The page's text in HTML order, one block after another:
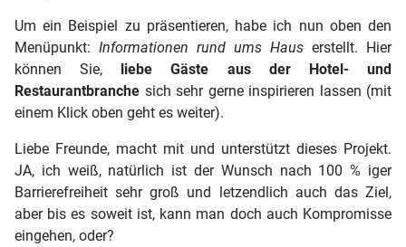
Um ein Beispiel zu präsentieren, habe ich nun oben den
Menüpunkt: Informationen rund ums Haus erstellt. Hier
können Sie,
liebe Gäste aus der Hotel- und
Restaurantbranche sich sehr gerne inspirieren lassen (mit
einem Klick oben geht es weiter).
Liebe Freunde, macht mit und unterstützt dieses Projekt.
JA, ich weiß, natürlich ist der Wunsch nach 100 % iger
Barrierefreiheit sehr groß und letzendlich auch das Ziel,
aber bis es soweit ist, kann man doch auch Kompromisse
eingehen, oder?